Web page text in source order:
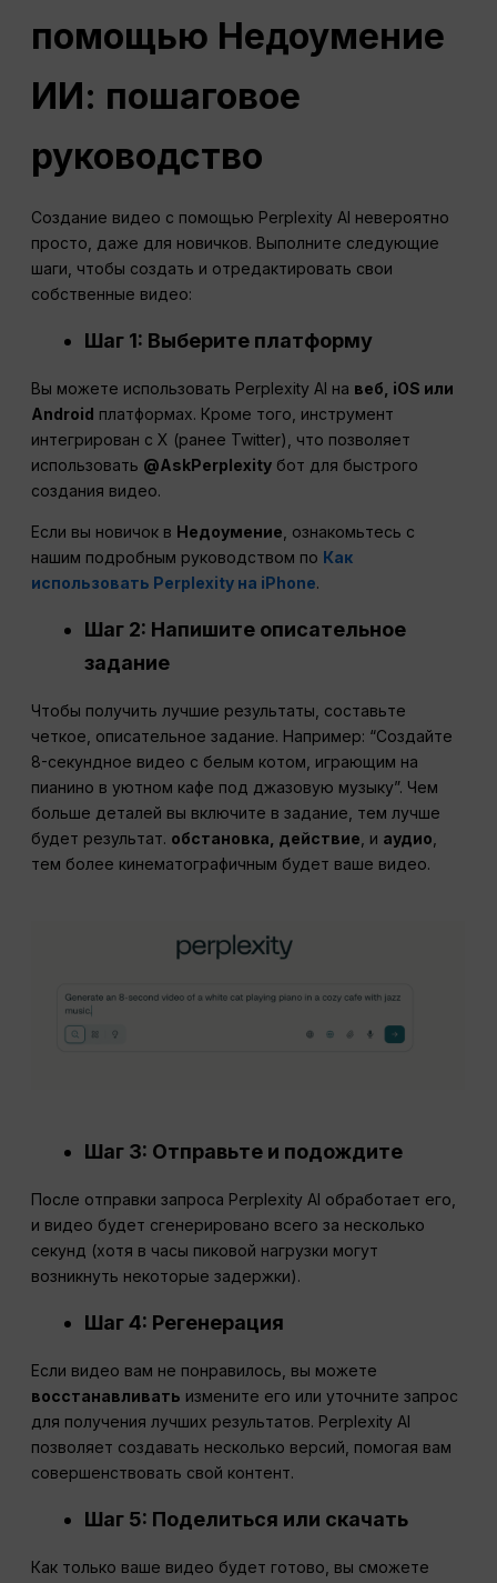
помощью Недоумение
ИИ: пошаговое
руководство
Создание видео с помощью Perplexity AI невероятно
просто, даже для новичков. Выполните следующие
шаги, чтобы создать и отредактировать свои
собственные видео:
Шаг 1: Выберите платформу
Вы можете использовать Perplexity AI на веб, iOS или
Android платформах. Кроме того, инструмент
интегрирован с X (ранее Twitter), что позволяет
использовать @AskPerplexity бот для быстрого
создания видео.
Если вы новичок в Недоумение, ознакомьтесь с
нашим подробным руководством по Как
использовать Perplexity на iPhone.
Шаг 2: Напишите описательное
задание
Чтобы получить лучшие результаты, составьте
четкое, описательное задание. Например: “Создайте
8-секундное видео с белым котом, играющим на
пианино в уютном кафе под джазовую музыку”. Чем
больше деталей вы включите в задание, тем лучше
будет результат. обстановка, действие, и аудио,
тем более кинематографичным будет ваше видео.
Шаг 3: Отправьте и подождите
После отправки запроса Perplexity AI обработает его,
и видео будет сгенерировано всего за несколько
секунд (хотя в часы пиковой нагрузки могут
возникнуть некоторые задержки).
Шаг 4: Регенерация
Если видео вам не понравилось, вы можете
восстанавливать измените его или уточните запрос
для получения лучших результатов. Perplexity AI
позволяет создавать несколько версий, помогая вам
совершенствовать свой контент.
Шаг 5: Поделиться или скачать
Как только ваше видео будет готово, вы сможете